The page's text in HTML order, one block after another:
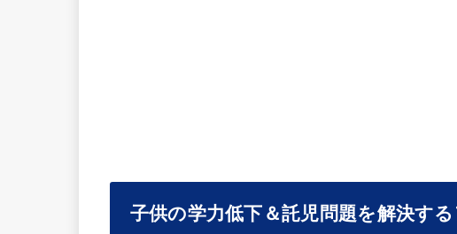
子供の学力低下＆託児問題を解決す